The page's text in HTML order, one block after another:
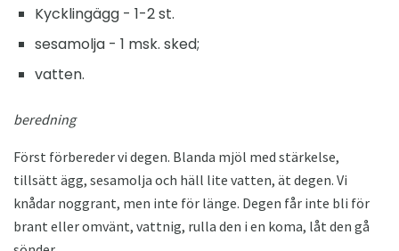
Kycklingägg - 1-2 st.
sesamolja - 1 msk. sked;
vatten.
beredning
Först förbereder vi degen. Blanda mjöl med stärkelse,
tillsätt ägg, sesamolja och häll lite vatten, ät degen. Vi
knådar noggrant, men inte för länge. Degen får inte bli för
brant eller omvänt, vattnig, rulla den i en koma, låt den gå